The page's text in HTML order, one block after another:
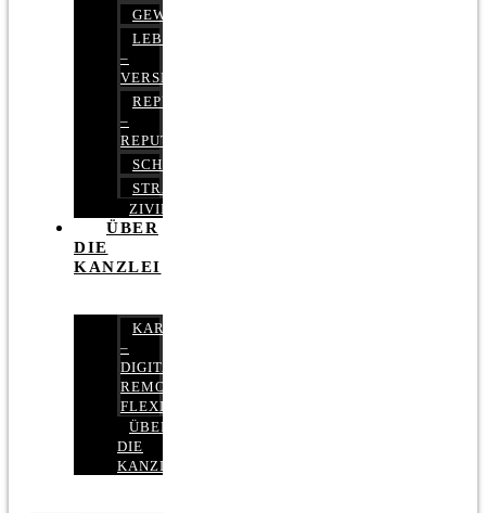
GEWERBERECHT
LEBENSVERSICHERUNG
–
VERSICHERUNGSRECHT
REPUTATIONSRECHT
–
REPUTATIONSMANAGEMENT
SCHUFARECHT
STRAFRECHT
ZIVILRECHT
ÜBER
DIE
KANZLEI
KARRIERE
–
DIGITAL,
REMOTE,
FLEXIBEL
ÜBER
DIE
KANZLEI